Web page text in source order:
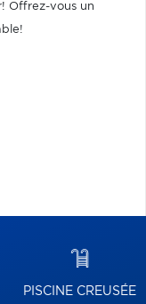
Offrez-vous un
PISCINE CREUSÉE